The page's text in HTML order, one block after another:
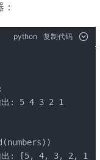
python 复制代码
: 5 4 3 2 1
: [5, 4, 3, 2, 1]